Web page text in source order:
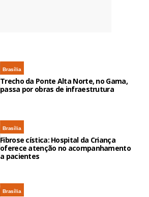
Brasília
Trecho da Ponte Alta Norte, no Gama,
passa por obras de infraestrutura
Brasília
Fibrose cística: Hospital da Criança
oferece atenção no acompanhamento
a pacientes
Brasília